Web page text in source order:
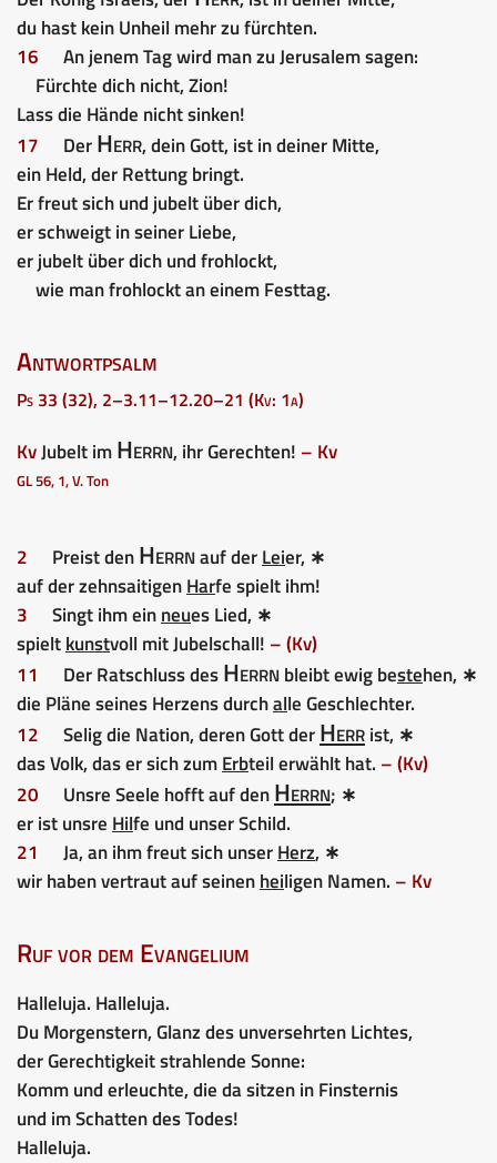
du hast kein Unheil mehr zu fürchten.
16
An jenem Tag wird man zu Jerusalem sagen:
Fürchte dich nicht, Zion!
Lass die Hände nicht sinken!
17
DerHerr, dein Gott, ist in deiner Mitte,
ein Held, der Rettung bringt.
Er freut sich und jubelt über dich,
er schweigt in seiner Liebe,
er jubelt über dich und frohlockt,
wie man frohlockt an einem Festtag.
Antwortpsalm
Ps 33 (32), 2–3.11–12.20–21 (Kv: 1a)
KvJubelt imHerrn, ihr Gerechten! – Kv
GL 56, 1, V. Ton
2 Preist denHerrnauf derLeier, ∗
auf der zehnsaitigenHarfe spielt ihm!
3
Singt ihm einneues Lied, ∗
spieltkunstvoll mit Jubelschall! – (Kv)
11
Der Ratschluss desHerrnbleibt ewig bestehen, ∗
die Pläne seines Herzens durchalle Geschlechter.
12
Selig die Nation, deren Gott derHerrist, ∗
das Volk, das er sich zumErbteil erwählt hat. – (Kv)
20
Unsre Seele hofft auf denHerrn; ∗
er ist unsre Hilfe und unser Schild.
21
Ja, an ihm freut sich unserHerz, ∗
wir haben vertraut auf seinenheiligen Namen. – Kv
Ruf vor dem Evangelium
Halleluja. Halleluja.
Du Morgenstern, Glanz des unversehrten Lichtes,
der Gerechtigkeit strahlende Sonne:
Komm und erleuchte, die da sitzen in Finsternis
und im Schatten des Todes!
Halleluja.